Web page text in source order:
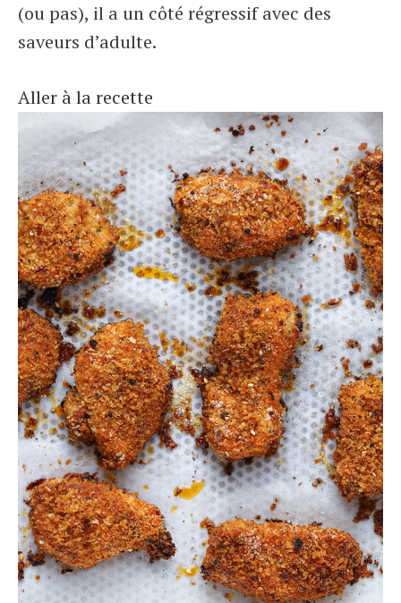
(ou pas), il a un côté régressif avec des
saveurs d’adulte.
Aller à la recette